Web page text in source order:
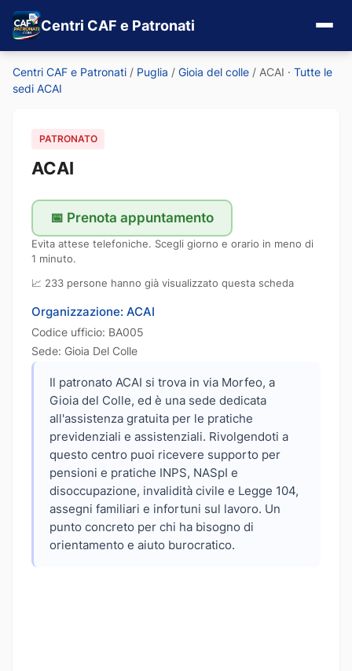
Centri CAF e Patronati
Centri CAF e Patronati / Puglia / Gioia del colle / ACAI · Tutte le
sedi ACAI
PATRONATO
ACAI
📅 Prenota appuntamento
Evita attese telefoniche. Scegli giorno e orario in meno di
1 minuto.
📈 233 persone hanno già visualizzato questa scheda
Organizzazione: ACAI
Codice ufficio: BA005
Sede: Gioia Del Colle
Il patronato ACAI si trova in via Morfeo, a
Gioia del Colle, ed è una sede dedicata
all'assistenza gratuita per le pratiche
previdenziali e assistenziali. Rivolgendoti a
questo centro puoi ricevere supporto per
pensioni e pratiche INPS, NASpI e
disoccupazione, invalidità civile e Legge 104,
assegni familiari e infortuni sul lavoro. Un
punto concreto per chi ha bisogno di
orientamento e aiuto burocratico.